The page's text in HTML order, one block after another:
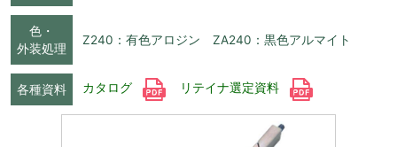
色・
外装処理
Z240：有色アロジン ZA240：黒色アルマイト
各種資料 カタログ リテイナ選定資料